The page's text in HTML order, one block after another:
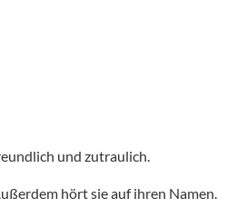
und zutraulich.
hört sie auf ihren Namen.